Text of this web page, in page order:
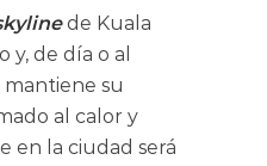
de Kuala
y, de día o al
su
al calor y
en la ciudad será